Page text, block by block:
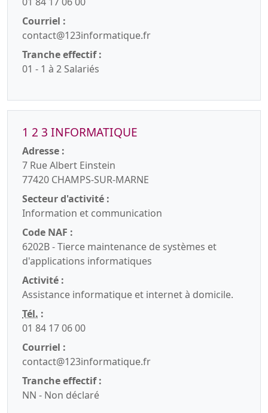
Courriel :
contact@123informatique.fr
Tranche effectif :
01 - 1 à 2 Salariés
1 2 3 INFORMATIQUE
Adresse :
7 Rue Albert Einstein
77420 CHAMPS-SUR-MARNE
Secteur d'activité :
Information et communication
Code NAF :
6202B - Tierce maintenance de systèmes et
d'applications informatiques
Activité :
Assistance informatique et internet à domicile.
Tél. :
01 84 17 06 00
Courriel :
contact@123informatique.fr
Tranche effectif :
NN - Non déclaré